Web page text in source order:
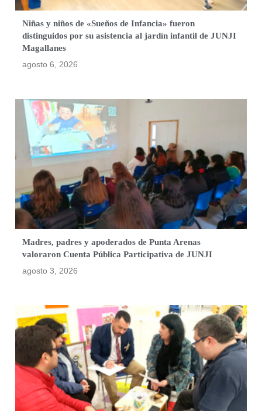
Niñas y niños de «Sueños de Infancia» fueron
distinguidos por su asistencia al jardín infantil de JUNJI
Magallanes
agosto 6, 2026
Madres, padres y apoderados de Punta Arenas
valoraron Cuenta Pública Participativa de JUNJI
agosto 3, 2026